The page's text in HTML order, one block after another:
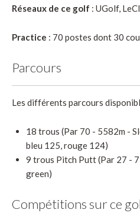
Réseaux de ce golf : UGolf,
Practice : 70 postes dont 30
Parcours
Les différents parcours
18 trous (Par 70 - 5582m -
bleu 125, rouge 124)
9 trous Pitch Putt (Par 27 -
green)
Compétitions sur ce